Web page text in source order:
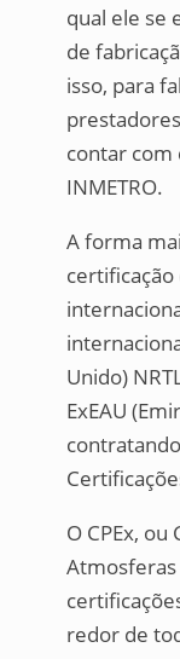
qual ele se
de
isso, para
contar com
INMETRO.
A forma
certificação
Unido)
ExEAU
O CPEx,
Atmosferas
redor de